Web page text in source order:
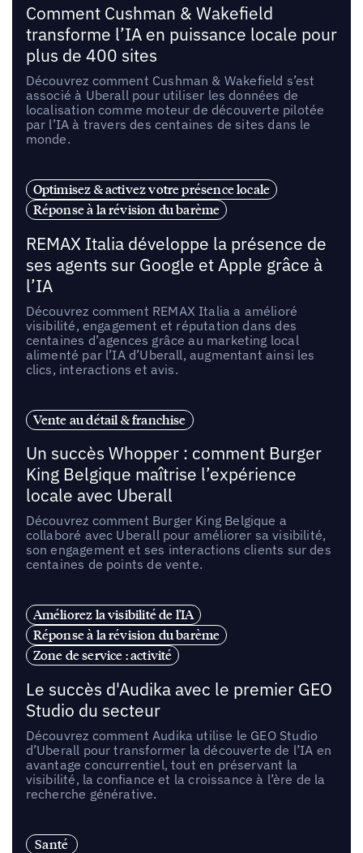
Comment Cushman & Wakefield
transforme l’IA en puissance locale pour
plus de 400 sites
Découvrez comment Cushman & Wakefield s’est
associé à Uberall pour utiliser les données de
localisation comme moteur de découverte pilotée
par l’IA à travers des centaines de sites dans le
monde.
Optimisez & activez votre présence locale
Réponse à la révision du barème
REMAX Italia développe la présence de
ses agents sur Google et Apple grâce à
l’IA
Découvrez comment REMAX Italia a amélioré
visibilité, engagement et réputation dans des
centaines d’agences grâce au marketing local
alimenté par l’IA d’Uberall, augmentant ainsi les
clics, interactions et avis.
Vente au détail & franchise
Un succès Whopper : comment Burger
King Belgique maîtrise l’expérience
locale avec Uberall
Découvrez comment Burger King Belgique a
collaboré avec Uberall pour améliorer sa visibilité,
son engagement et ses interactions clients sur des
centaines de points de vente.
Améliorez la visibilité de l'IA
Réponse à la révision du barème
Zone de service : activité
Le succès d'Audika avec le premier GEO
Studio du secteur
Découvrez comment Audika utilise le GEO Studio
d’Uberall pour transformer la découverte de l’IA en
avantage concurrentiel, tout en préservant la
visibilité, la confiance et la croissance à l’ère de la
recherche générative.
Santé